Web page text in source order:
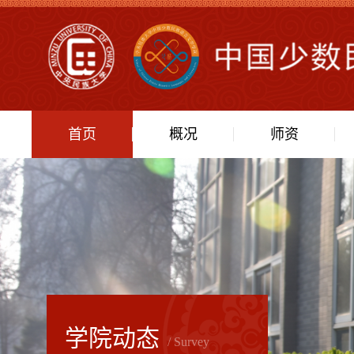
首页 概况 师资
学院动态 / Survey